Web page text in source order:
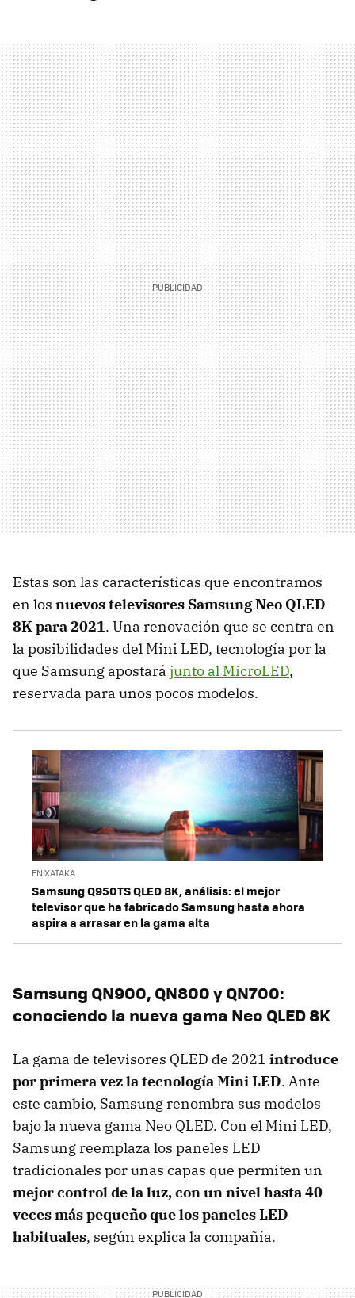
Estas son las características que encontramos
en los nuevos televisores Samsung Neo QLED
8K para 2021. Una renovación que se centra en
la posibilidades del Mini LED, tecnología por la
que Samsung apostará junto al MicroLED,
reservada para unos pocos modelos.
EN XATAKA
Samsung Q950TS QLED 8K, análisis: el mejor
televisor que ha fabricado Samsung hasta ahora
aspira a arrasar en la gama alta
Samsung QN900, QN800 y QN700:
conociendo la nueva gama Neo QLED 8K
La gama de televisores QLED de 2021 introduce
por primera vez la tecnología Mini LED. Ante
este cambio, Samsung renombra sus modelos
bajo la nueva gama Neo QLED. Con el Mini LED,
Samsung reemplaza los paneles LED
tradicionales por unas capas que permiten un
mejor control de la luz, con un nivel hasta 40
veces más pequeño que los paneles LED
habituales, según explica la compañía.